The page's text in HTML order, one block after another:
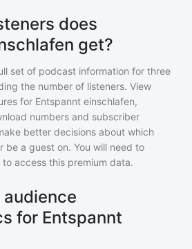
does
get?
set of podcast information for three
the number of listeners. View
for Entspannt einschlafen,
numbers and subscriber
better decisions about which
be a guest on. You will need to
to access this premium data.
for Entspannt